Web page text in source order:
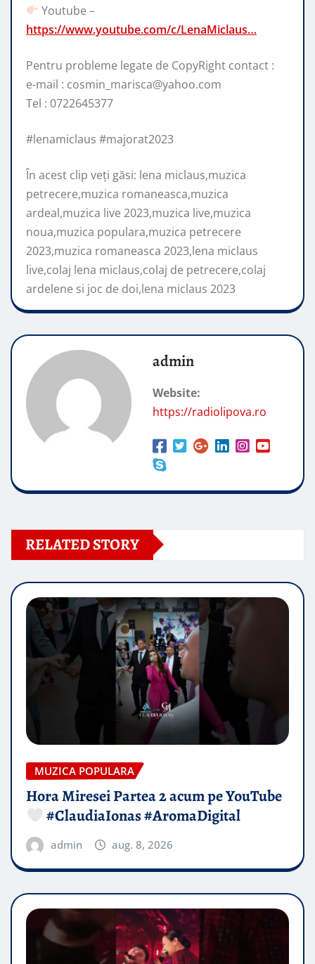
Youtube –
https://www.youtube.com/c/LenaMiclaus…
Pentru probleme legate de CopyRight contact :
e-mail : cosmin_marisca@yahoo.com
Tel : 0722645377
#lenamiclaus #majorat2023
În acest clip veți găsi: lena miclaus,muzica
petrecere,muzica romaneasca,muzica
ardeal,muzica live 2023,muzica live,muzica
noua,muzica populara,muzica petrecere
2023,muzica romaneasca 2023,lena miclaus
live,colaj lena miclaus,colaj de petrecere,colaj
ardelene si joc de doi,lena miclaus 2023
admin
Website:
https://radiolipova.ro
RELATED STORY
MUZICA POPULARA
Hora Miresei Partea 2 acum pe YouTube
#ClaudiaIonas #AromaDigital
admin aug. 8, 2026